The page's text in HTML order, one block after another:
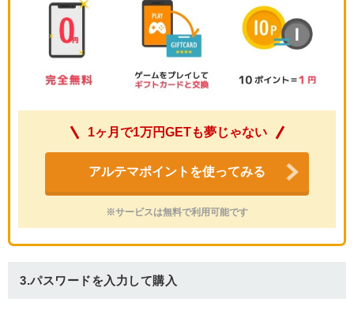
1ヶ月で1万円GETも夢じゃない
アルテマポイントを使ってみる
※サービスは無料で利用可能です
3.パスワードを入力して購入